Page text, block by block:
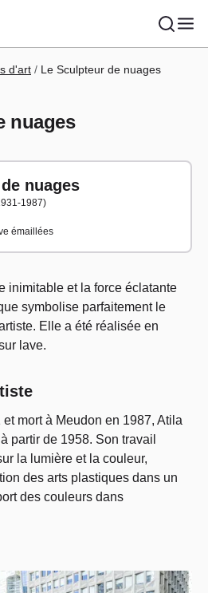
d'art Le Sculpteur de nuages
nuages
nuages
1987)
émaillées
inimitable et la force éclatante
symbolise parfaitement le
Elle a été réalisée en
lave.
mort à Meudon en 1987, Atila
partir de 1958. Son travail
la lumière et la couleur,
des arts plastiques dans un
des couleurs dans